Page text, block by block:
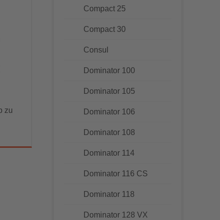
zu
Compact 25
Compact 30
Consul
Dominator 100
Dominator 105
Dominator 106
Dominator 108
Dominator 114
Dominator 116 CS
Dominator 118
Dominator 128 VX